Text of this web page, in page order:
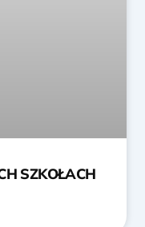
SZKOŁACH